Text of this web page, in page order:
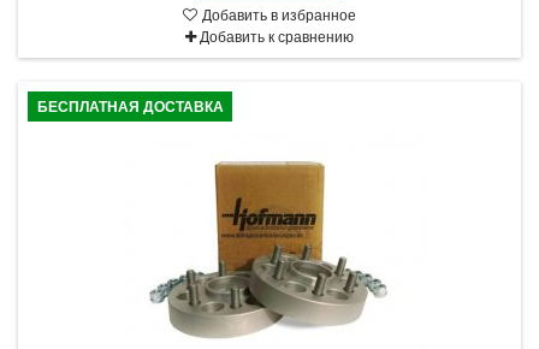
Добавить в избранное
Добавить к сравнению
БЕСПЛАТНАЯ ДОСТАВКА